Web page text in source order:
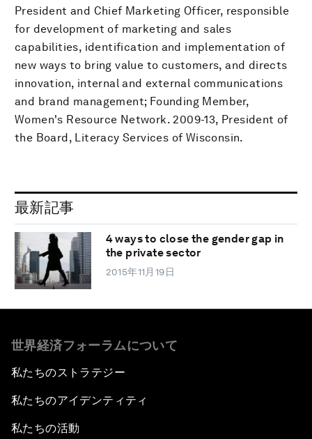
President and Chief Marketing Officer, responsible
for development of marketing and sales
capabilities, identification and implementation of
new ways to bring value to customers, and directs
innovation, internal and external communications
and brand management; Founding Member,
Women's Resource Network. 2009-13, President of
the Board, Literacy Services of Wisconsin.
最新記事
4 ways to close the gender gap in
the private sector
2015年11月19日
世界経済フォーラムについて
私たちのストラテジー
私たちのアイデンティティ
私たちの活動